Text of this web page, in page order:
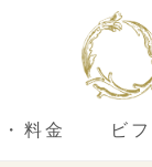
料金 ビ